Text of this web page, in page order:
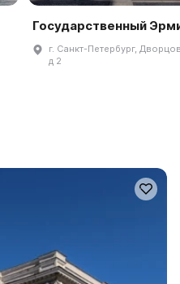
Государственный
г. Санкт-Петербург,
д 2